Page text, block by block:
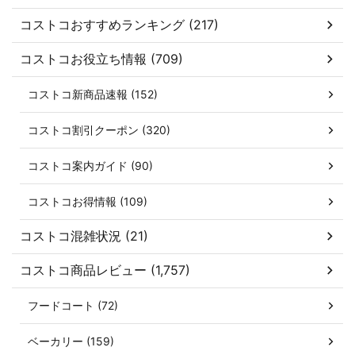
コストコおすすめランキング (217)
コストコお役立ち情報 (709)
コストコ新商品速報 (152)
コストコ割引クーポン (320)
コストコ案内ガイド (90)
コストコお得情報 (109)
コストコ混雑状況 (21)
コストコ商品レビュー (1,757)
フードコート (72)
ベーカリー (159)